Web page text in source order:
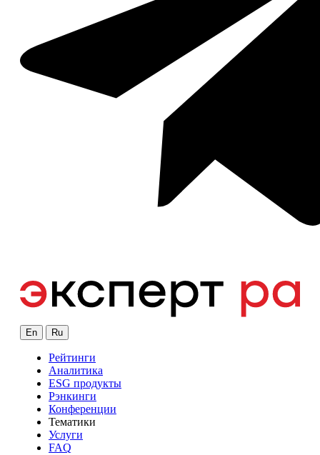
En Ru
Рейтинги
Аналитика
ESG продукты
Рэнкинги
Конференции
Тематики
Услуги
FAQ